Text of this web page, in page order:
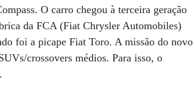
O carro chegou à terceira geração
da FCA (Fiat Chrysler Automobiles)
foi a picape Fiat Toro. A missão do novo
crossovers médios. Para isso, o